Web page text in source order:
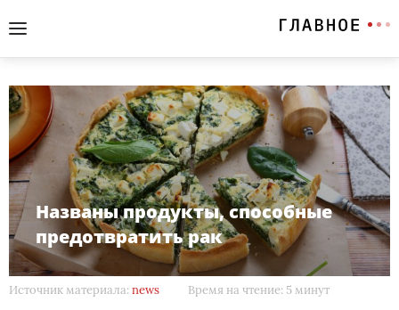
Названы продукты, способные
предотвратить рак
Источник материала: news Время на чтение: 5 минут